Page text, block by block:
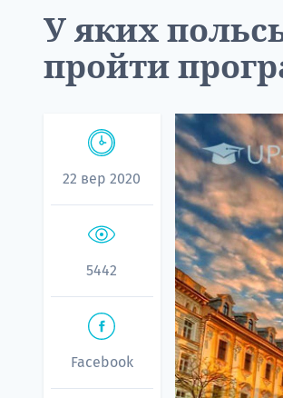
У яких
пройти
22 вер 2020
5442
Facebook